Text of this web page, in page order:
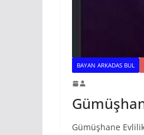
BAYAN ARKADAS BUL
Gümüşhane